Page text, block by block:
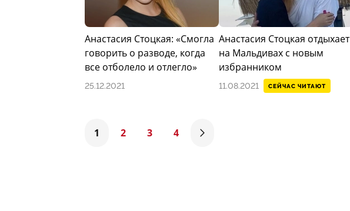
Анастасия Стоцкая: «Смогла
говорить о разводе, когда
все отболело и отлегло»
25.12.2021 СЕЙЧАС ЧИТАЮТ
Анастасия Стоцкая отдыхает
на Мальдивах с новым
избранником
11.08.2021
1 2 3 4